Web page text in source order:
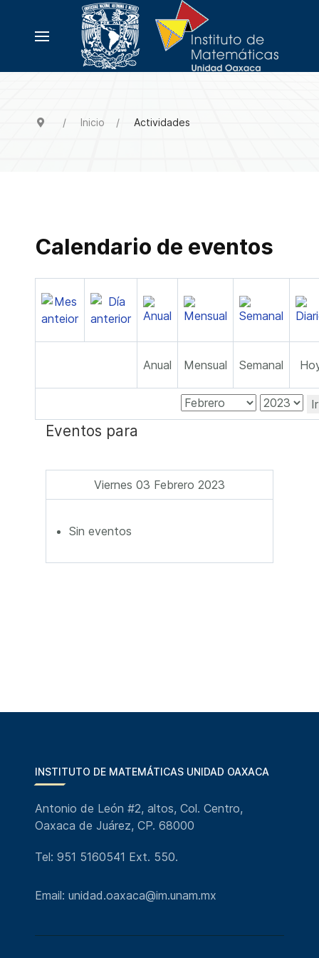
Inicio Actividades
Calendario de eventos
Anual Mensual Semanal
Eventos para
Viernes 03 Febrero 2023
Sin eventos
INSTITUTO DE MATEMÁTICAS UNIDAD OAXACA
Antonio de León #2, altos, Col. Centro,
Oaxaca de Juárez, CP. 68000
Tel: 951 5160541 Ext. 550.
Email: unidad.oaxaca@im.unam.mx